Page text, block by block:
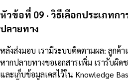
หัวข้อที่ 09 · วิธีเลือกประเภทก
ปลายทาง
หลังส่งมอบ เรามีระบบติดตามผล: ลูกค้
หากปลายทางขอเอกสารเพิ่ม เรารับผิ
และเก็บข้อมูลเคสไว้ใน Knowledge